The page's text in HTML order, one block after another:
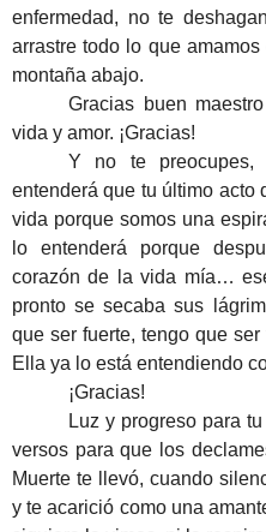
enfermedad, no te
arrastre todo lo que
montaña abajo.
Gracias buen
vida y amor. ¡Gracias!
Y no te preocupes,
entenderá que tu último acto
vida porque somos una
lo entenderá porque
corazón de la vida mía…
pronto se secaba sus
que ser fuerte, tengo que
Ella ya lo está entendiendo
¡Gracias!
Luz y progreso para
versos para que los
Muerte te llevó, cuando
y te acarició como una